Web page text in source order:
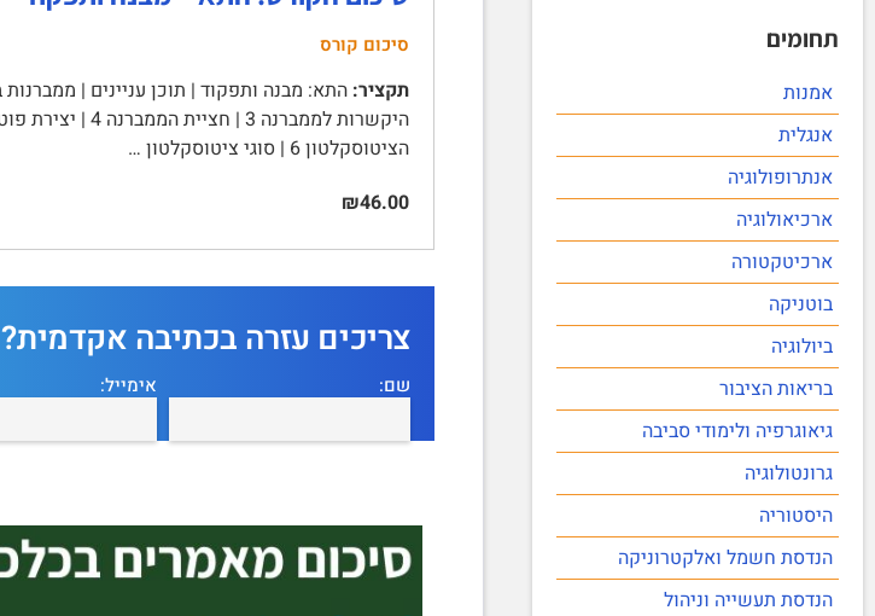
תחומים
אמנות
אנגלית
אנתרופולוגיה
ארכיאולוגיה
ארכיטקטורה
בוטניקה
ביולוגיה
בריאות הציבור
גיאוגרפיה ולימודי סביבה
גרונטולוגיה
היסטוריה
הנדסת חשמל ואלקטרוניקה
הנדסת תעשייה וניהול
סיכום קורס
תקציר:
הציטוסקלטון 6 | סוגי ציטוסקלטון …
₪46.00
צריכים עזרה בכתיבה אקדמית?
שם: אימייל: